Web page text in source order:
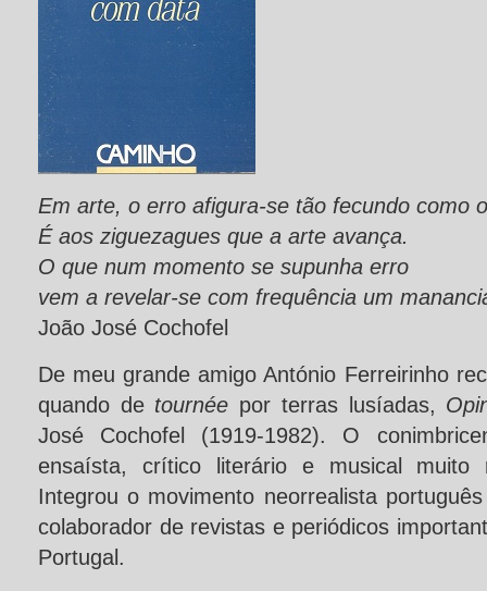
Em arte, o erro afigura-se tão fecundo como
É aos ziguezagues que a arte avança.
O que num momento se supunha erro
vem a revelar-se com frequência um
João José Cochofel
De meu grande amigo António Ferreirinho
quando de tournée por terras lusíadas,
José Cochofel (1919-1982). O
ensaísta, crítico literário e musical muito
Integrou o movimento neorrealista
colaborador de revistas e periódicos
Portugal.